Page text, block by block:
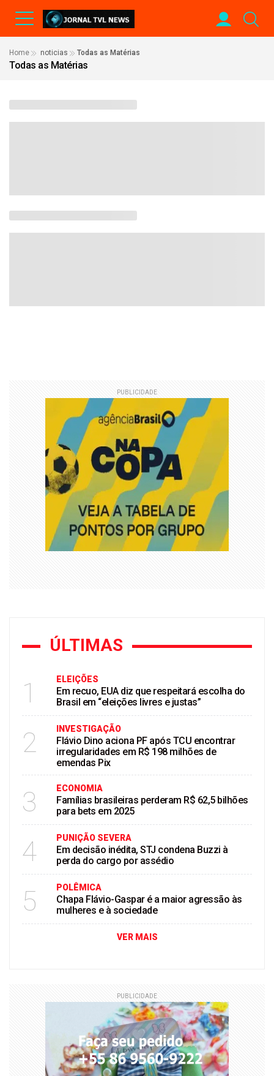
Home noticias Todas as Matérias
Todas as Matérias
PUBLICIDADE
ÚLTIMAS
1 ELEIÇÕES
Em recuo, EUA diz que respeitará escolha do
Brasil em “eleições livres e justas”
2 INVESTIGAÇÃO
Flávio Dino aciona PF após TCU encontrar
irregularidades em R$ 198 milhões de
emendas Pix
3 ECONOMIA
Famílias brasileiras perderam R$ 62,5 bilhões
para bets em 2025
4 PUNIÇÃO SEVERA
Em decisão inédita, STJ condena Buzzi à
perda do cargo por assédio
5 POLÊMICA
Chapa Flávio-Gaspar é a maior agressão às
mulheres e à sociedade
VER MAIS
PUBLICIDADE